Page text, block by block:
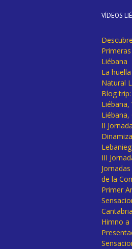
VÍDEOS
Liébana
La
Natural
Blog
Liébana,
Liébana,
II
III
de la
Primer
Himno a